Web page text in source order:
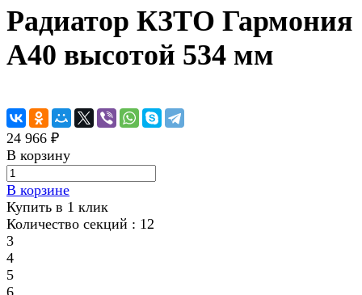
Радиатор КЗТО Гармония
А40 высотой 534 мм
24 966 ₽
В корзину
В корзине
Купить в 1 клик
Количество секций : 12
3
4
5